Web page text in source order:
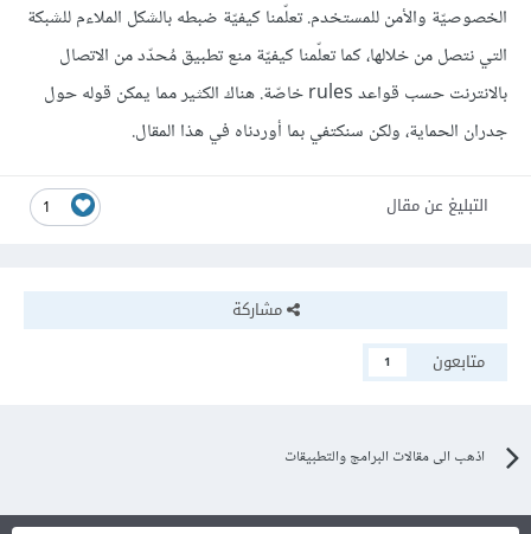
الخصوصيّة والأمن للمستخدم. تعلّمنا كيفيّة ضبطه بالشكل الملاءم للشبكة
التي نتصل من خلالها، كما تعلّمنا كيفيّة منع تطبيق مُحدّد من الاتصال
بالانترنت حسب قواعد rules خاصّة. هناك الكثير مما يمكن قوله حول
جدران الحماية، ولكن سنكتفي بما أوردناه في هذا المقال.
1 التبليغ عن مقال
مشاركة
متابعون
1
اذهب الى مقالات البرامج والتطبيقات